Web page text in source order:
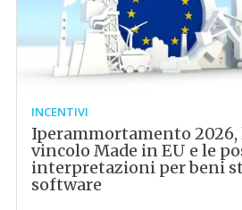
INCENTIVI
Iperammortamento
vincolo Made in EU e le
interpretazioni per beni
software